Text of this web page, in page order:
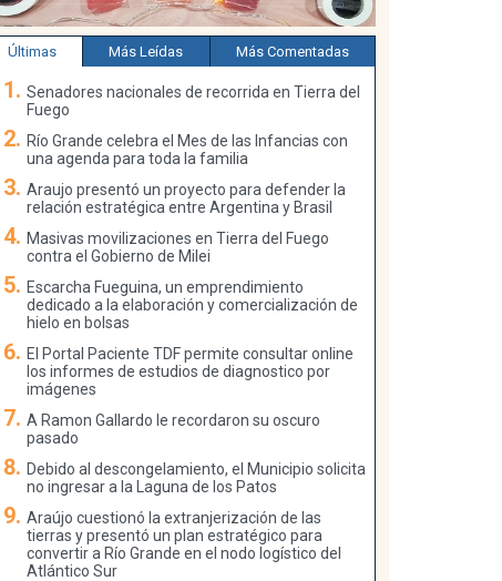
Últimas Más Leídas Más Comentadas
Senadores nacionales de recorrida en Tierra del
Fuego
Río Grande celebra el Mes de las Infancias con
una agenda para toda la familia
Araujo presentó un proyecto para defender la
relación estratégica entre Argentina y Brasil
Masivas movilizaciones en Tierra del Fuego
contra el Gobierno de Milei
Escarcha Fueguina, un emprendimiento
dedicado a la elaboración y comercialización de
hielo en bolsas
El Portal Paciente TDF permite consultar online
los informes de estudios de diagnostico por
imágenes
A Ramon Gallardo le recordaron su oscuro
pasado
Debido al descongelamiento, el Municipio solicita
no ingresar a la Laguna de los Patos
Araújo cuestionó la extranjerización de las
tierras y presentó un plan estratégico para
convertir a Río Grande en el nodo logístico del
Atlántico Sur